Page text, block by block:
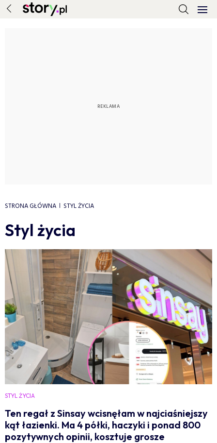
STRONA GŁÓWNA STYL ŻYCIA
Styl życia
STYL ŻYCIA
Ten regał z Sinsay wcisnęłam w najciaśniejszy
kąt łazienki. Ma 4 półki, haczyki i ponad 800
pozytywnych opinii, kosztuje grosze